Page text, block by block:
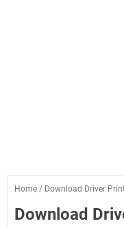
Home / Download Driver
Download